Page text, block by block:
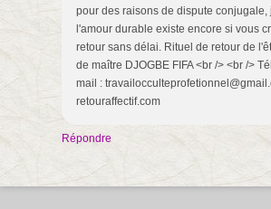
pour des raisons de dispute
l'amour durable existe encore si vous
retour sans délai. Rituel de retour de
de maître DJOGBE FIFA <br /> <br />
mail :
retouraffectif.com
Répondre